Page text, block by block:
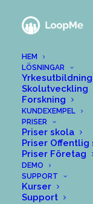
HEM
LÖSNINGAR
Yrkesutbildning
Skolutveckling
Forskning
KUNDEXEMPEL
PRISER
Priser skola
Priser Offentlig
Priser Företag
DEMO
SUPPORT
Kurser
Support